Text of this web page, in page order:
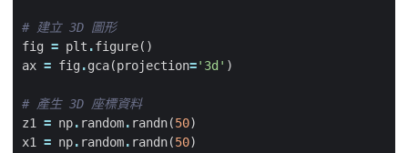
# 建立 3D 圖形
fig = plt .figure()
ax = fig .gca(projection='3d' )
# 產生 3D 座標資料
z1 = np. random. randn(50)
x1 = np. random. randn(50)